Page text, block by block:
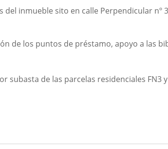
inmueble sito en calle Perpendicular nº
de los puntos de préstamo, apoyo a las
de las parcelas residenciales FN3